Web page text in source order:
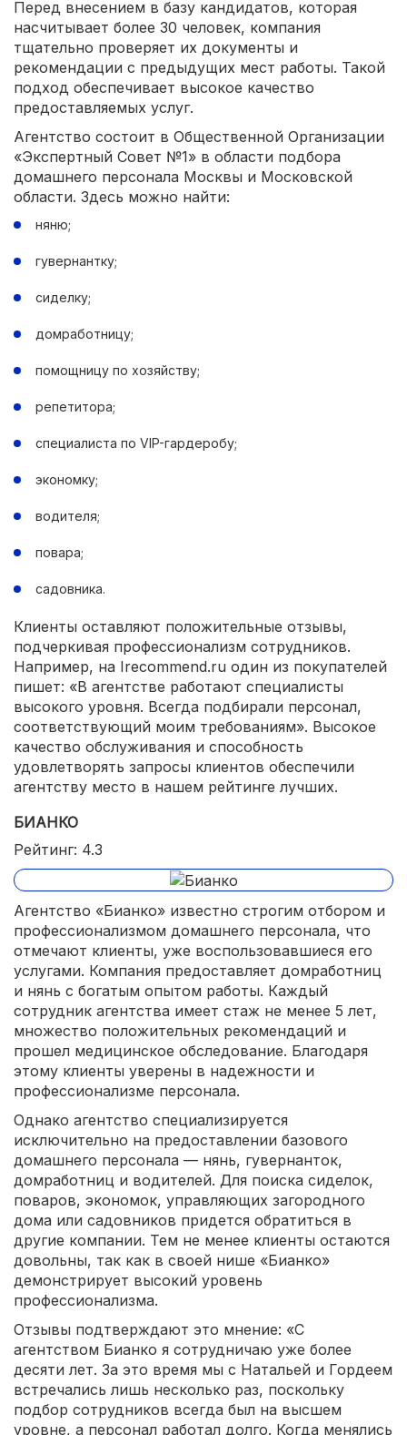
Перед внесением в базу кандидатов, которая
насчитывает более 30 человек, компания
тщательно проверяет их документы и
рекомендации с предыдущих мест работы. Такой
подход обеспечивает высокое качество
предоставляемых услуг.
Агентство состоит в Общественной Организации
«Экспертный Совет №1» в области подбора
домашнего персонала Москвы и Московской
области. Здесь можно найти:
няню;
гувернантку;
сиделку;
домработницу;
помощницу по хозяйству;
репетитора;
специалиста по VIP-гардеробу;
экономку;
водителя;
повара;
садовника.
Клиенты оставляют положительные отзывы,
подчеркивая профессионализм сотрудников.
Например, на Irecommend.ru один из покупателей
пишет: «В агентстве работают специалисты
высокого уровня. Всегда подбирали персонал,
соответствующий моим требованиям». Высокое
качество обслуживания и способность
удовлетворять запросы клиентов обеспечили
агентству место в нашем рейтинге лучших.
БИАНКО
Рейтинг: 4.3
Агентство «Бианко» известно строгим отбором и
профессионализмом домашнего персонала, что
отмечают клиенты, уже воспользовавшиеся его
услугами. Компания предоставляет домработниц
и нянь с богатым опытом работы. Каждый
сотрудник агентства имеет стаж не менее 5 лет,
множество положительных рекомендаций и
прошел медицинское обследование. Благодаря
этому клиенты уверены в надежности и
профессионализме персонала.
Однако агентство специализируется
исключительно на предоставлении базового
домашнего персонала — нянь, гувернанток,
домработниц и водителей. Для поиска сиделок,
поваров, экономок, управляющих загородного
дома или садовников придется обратиться в
другие компании. Тем не менее клиенты остаются
довольны, так как в своей нише «Бианко»
демонстрирует высокий уровень
профессионализма.
Отзывы подтверждают это мнение: «С
агентством Бианко я сотрудничаю уже более
десяти лет. За это время мы с Натальей и Гордеем
встречались лишь несколько раз, поскольку
подбор сотрудников всегда был на высшем
уровне, а персонал работал долго. Когда менялись